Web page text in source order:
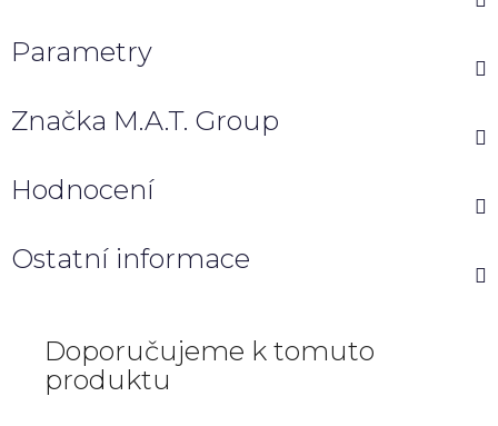
Parametry
Značka M.A.T. Group
Hodnocení
Ostatní informace
Doporučujeme k tomuto
produktu